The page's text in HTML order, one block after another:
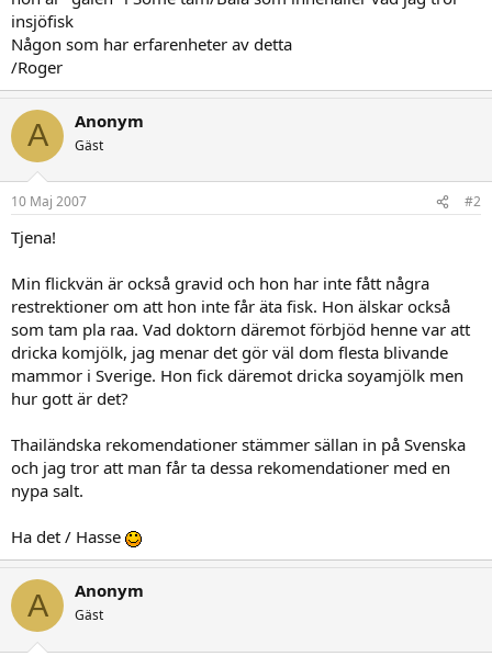
insjöfisk
Någon som har erfarenheter av detta
/Roger
A Anonym
Gäst
10 Maj 2007 #2
Tjena!
Min flickvän är också gravid och hon har inte fått några
restrektioner om att hon inte får äta fisk. Hon älskar också
som tam pla raa. Vad doktorn däremot förbjöd henne var att
dricka komjölk, jag menar det gör väl dom flesta blivande
mammor i Sverige. Hon fick däremot dricka soyamjölk men
hur gott är det?
Thailändska rekomendationer stämmer sällan in på Svenska
och jag tror att man får ta dessa rekomendationer med en
nypa salt.
Ha det / Hasse
A Anonym
Gäst